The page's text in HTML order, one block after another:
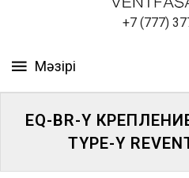
+7 (777)
ПАНЕЛИ
ПРОЕКТИРОВАНИЕ
EQ-BR-Y
TYPE-Y